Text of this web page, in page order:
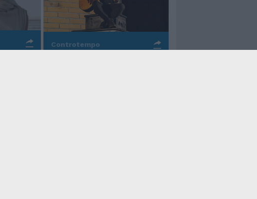
Controtempo